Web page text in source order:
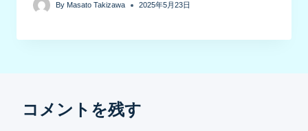
By Masato Takizawa 2025年5月23日
コメントを残す